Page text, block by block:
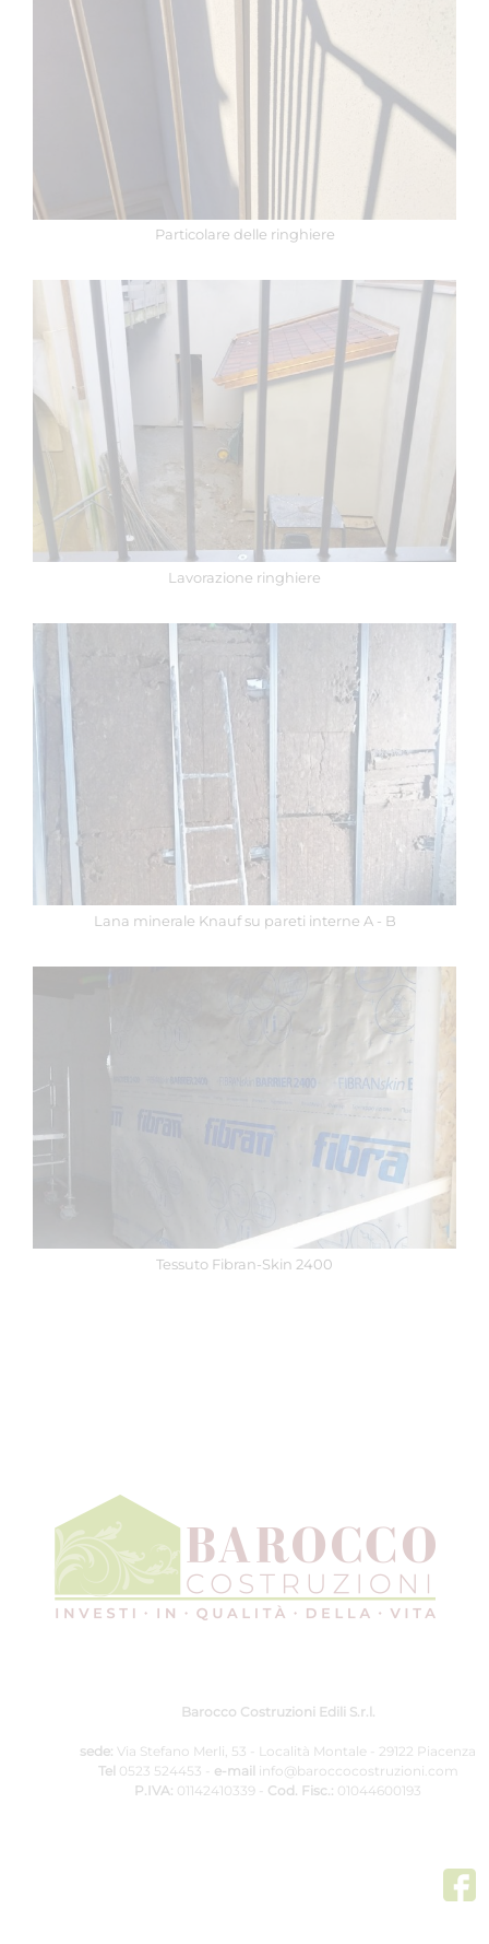
Particolare delle ringhiere
Lavorazione ringhiere
Lana minerale Knauf su pareti interne A - B
Tessuto Fibran-Skin 2400
Barocco Costruzioni Edili S.r.l.
sede: Via Stefano Merli, 53 - Località Montale - 29122 Piacenza
Tel 0523 524453 e-mail info@baroccocostruzioni.com
P.IVA: 01142410339 - Cod. Fisc.: 01044600193